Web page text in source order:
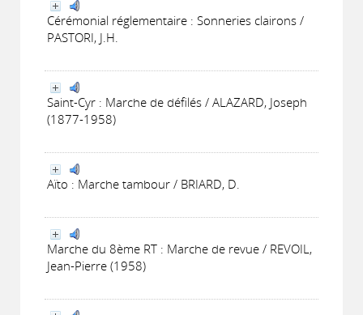
Cérémonial réglementaire : Sonneries clairons /
PASTORI, J.H.
Saint-Cyr : Marche de défilés / ALAZARD, Joseph
(1877-1958)
Aïto : Marche tambour / BRIARD, D.
Marche du 8ème RT : Marche de revue / REVOIL,
Jean-Pierre (1958)